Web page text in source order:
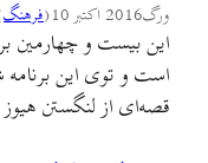
ورگ2016 اکتبر 10 (فرهنگ
این بیست و چهارمین
است و توی این
قصه‌ای از لنگستن هیوز